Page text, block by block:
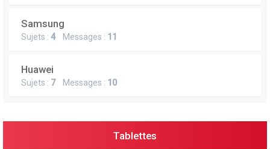
Samsung
Sujets : 4Messages : 11
Huawei
Sujets : 7Messages : 10
Tablettes